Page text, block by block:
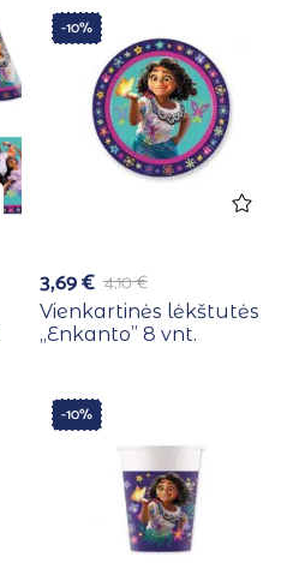
-10%
4,10€
3,69€
Vienkartinės lėkštutės
,,Enkanto” 8 vnt.
-10%